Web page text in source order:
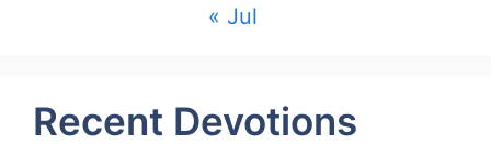
« Jul
Recent Devotions